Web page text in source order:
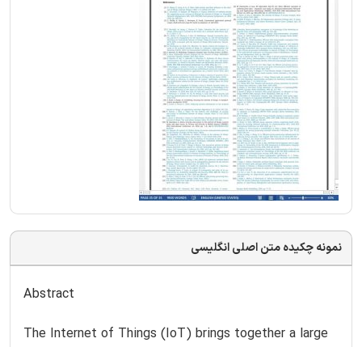
نمونه چکیده متن اصلی انگلیسی
Abstract
The Internet of Things (IoT) brings together a large